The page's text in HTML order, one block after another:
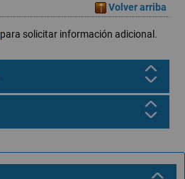
Volver arriba
para solicitar información adicional.